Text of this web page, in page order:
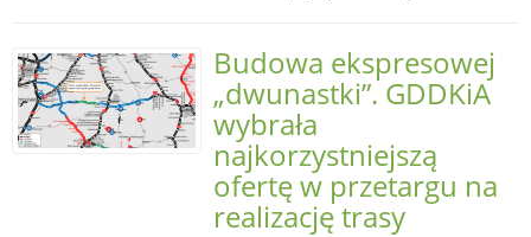
Budowa ekspresowej
„dwunastki”. GDDKiA
wybrała
najkorzystniejszą
ofertę w przetargu na
realizację trasy